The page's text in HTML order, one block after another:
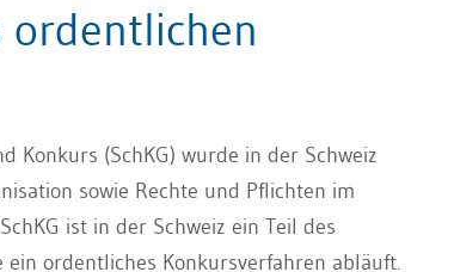
ordentlichen
Konkurs (SchKG) wurde in der Schweiz
sowie Rechte und Pflichten im
ist in der Schweiz ein Teil des
ordentliches Konkursverfahren abläuft.